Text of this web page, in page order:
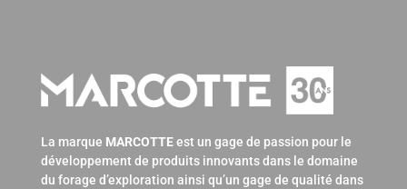
La marque MARCOTTEest un gage de passion pour le
développement de produits innovants dans le domaine
du forage d’exploration ainsi qu’un gage de qualité dans